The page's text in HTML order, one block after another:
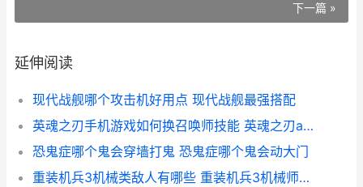
下一篇 »
延伸阅读
现代战舰哪个攻击机好用点 现代战舰最强搭配
英魂之刃手机游戏如何换召唤师技能 英魂之刃app
恐鬼症哪个鬼会穿墙打鬼 恐鬼症哪个鬼会动大门
重装机兵3机械类敌人有哪些 重装机兵3机械师解体